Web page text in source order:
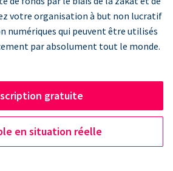
votre organisation à but non lucratif
numériques qui peuvent être utilisés
par absolument tout le monde.
gratuite
en situation réelle